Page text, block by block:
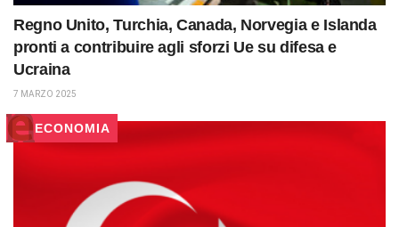
Regno Unito, Turchia, Canada, Norvegia e Islanda
pronti a contribuire agli sforzi Ue su difesa e
Ucraina
7 MARZO 2025
ECONOMIA